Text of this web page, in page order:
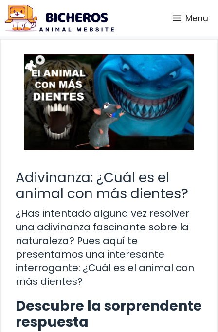
Saltar
al
contenido
Menu
Adivinanza: ¿Cuál es el
animal con más dientes?
¿Has intentado alguna vez resolver
una adivinanza fascinante sobre la
naturaleza? Pues aquí te
presentamos una interesante
interrogante: ¿Cuál es el animal con
más dientes?
Descubre la sorprendente
respuesta